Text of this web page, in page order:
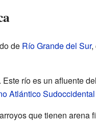
de Río Grande del Sur,
río es un afluente del
Atlántico Sudoccidental
que tienen arena